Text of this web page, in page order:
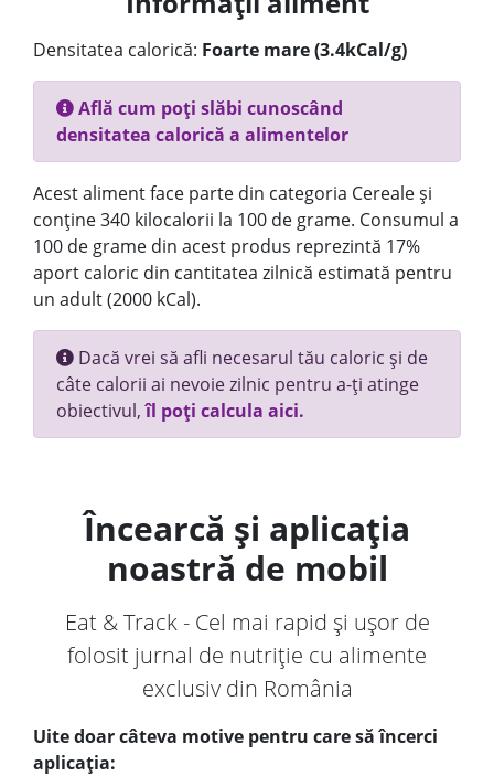
Densitatea calorică: Foarte mare (3.4kCal/g)
Află cum poți slăbi cunoscând
densitatea calorică a alimentelor
Acest aliment face parte din categoria Cereale și
conține 340 kilocalorii la 100 de grame. Consumul a
100 de grame din acest produs reprezintă 17%
aport caloric din cantitatea zilnică estimată pentru
un adult (2000 kCal).
Dacă vrei să afli necesarul tău caloric și de
câte calorii ai nevoie zilnic pentru a-ți atinge
obiectivul,îl poți calcula aici.
Încearcă și aplicația
noastră de mobil
Eat & Track - Cel mai rapid și ușor de
folosit jurnal de nutriție cu alimente
exclusiv din România
Uite doar câteva motive pentru care să încerci
aplicația: